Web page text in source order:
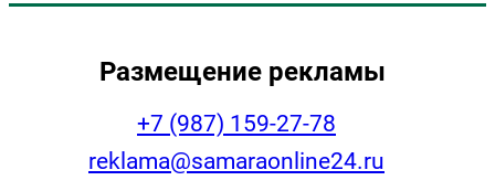
Размещение рекламы
+7 (987) 159-27-78
reklama@samaraonline24.ru